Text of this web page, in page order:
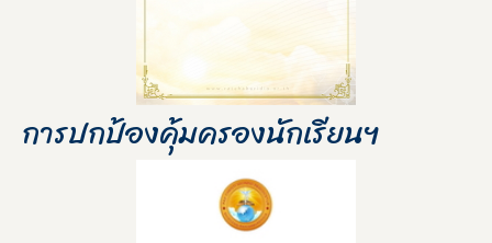
การปกป้องคุ้มครองนักเรียนฯ